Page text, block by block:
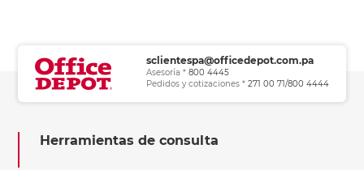
sclientespa@officedepot.com.pa
Asesoría * 800 4445
Pedidos y cotizaciones * 271 00 71/800 4444
Herramientas de consulta